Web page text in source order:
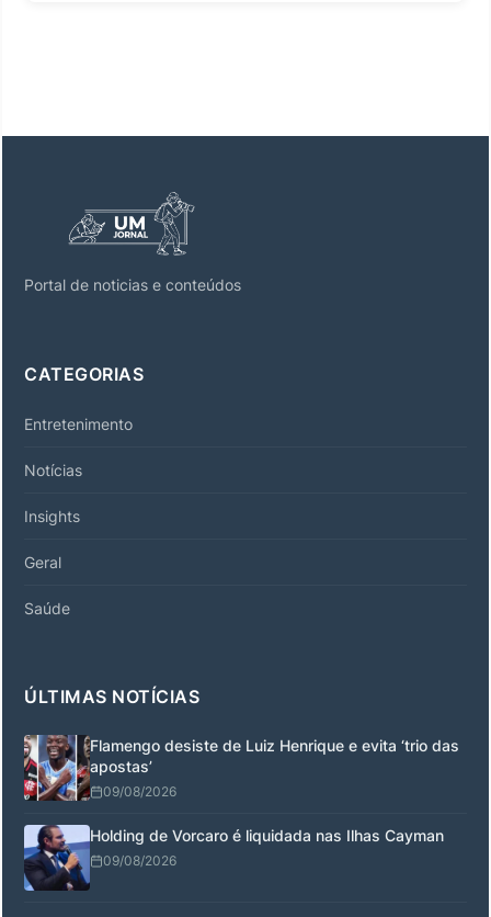
Portal de noticias e conteúdos
CATEGORIAS
Entretenimento
Notícias
Insights
Geral
Saúde
ÚLTIMAS NOTÍCIAS
Flamengo desiste de Luiz Henrique e evita ‘trio das
apostas’
09/08/2026
Holding de Vorcaro é liquidada nas Ilhas Cayman
09/08/2026